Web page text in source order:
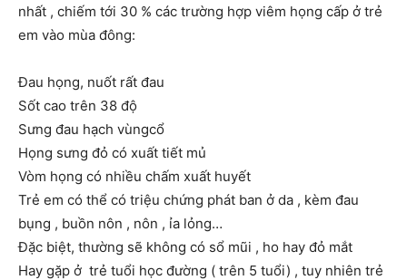
nhất , chiếm tới 30 % các trường hợp viêm họng cấp ở trẻ
em vào mùa đông:
Đau họng, nuốt rất đau
Sốt cao trên 38 độ
Sưng đau hạch vùngcổ
Họng sưng đỏ có xuất tiết mủ
Vòm họng có nhiều chấm xuất huyết
Trẻ em có thể có triệu chứng phát ban ở da , kèm đau
bụng , buồn nôn , nôn , ỉa lỏng…
Đặc biệt, thường sẽ không có sổ mũi , ho hay đỏ mắt
Hay gặp ở trẻ tuổi học đường ( trên 5 tuổi) , tuy nhiên trẻ